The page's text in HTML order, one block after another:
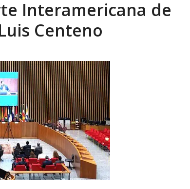
AGOSTO 8, 2026
Interamericana de
Centeno